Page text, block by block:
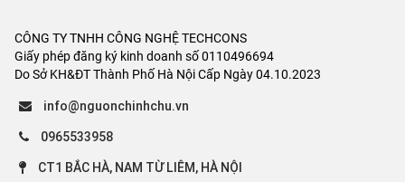
CÔNG TY TNHH CÔNG NGHỆ TECHCONS
Giấy phép đăng ký kinh doanh số 0110496694
Do Sở KH&ĐT Thành Phố Hà Nội Cấp Ngày 04.10.2023
info@nguonchinhchu.vn
0965533958
CT1 BẮC HÀ, NAM TỪ LIÊM, HÀ NỘI